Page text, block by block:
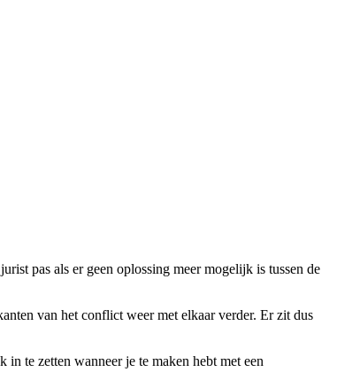
pas als er geen oplossing meer mogelijk is tussen de
van het conflict weer met elkaar verder. Er zit dus
te zetten wanneer je te maken hebt met een